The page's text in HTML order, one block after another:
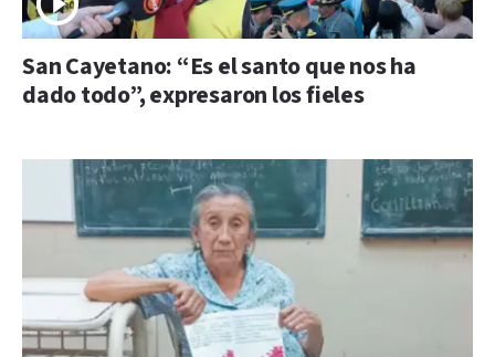
San Cayetano: “Es el santo que nos ha
dado todo”, expresaron los fieles